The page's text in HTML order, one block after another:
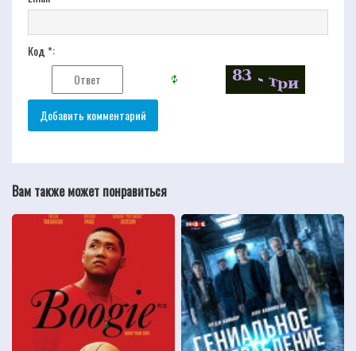
Код *:
Вам также может понравиться